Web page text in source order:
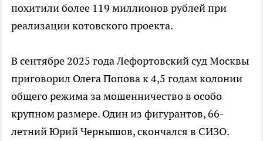
похитили более 119 миллионов рублей при
реализации котовского проекта.
В сентябре 2025 года Лефортовский суд Москвы
приговорил Олега Попова к 4,5 годам колонии
общего режима за мошенничество в особо
крупном размере. Один из фигурантов, 66-
летний Юрий Чернышов, скончался в СИЗО.